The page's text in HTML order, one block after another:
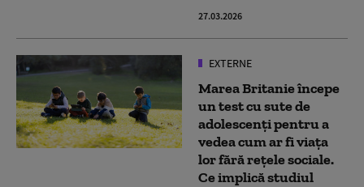
27.03.2026
EXTERNE
Marea Britanie începe
un test cu sute de
adolescenți pentru a
vedea cum ar fi viața
lor fără rețele sociale.
Ce implică studiul